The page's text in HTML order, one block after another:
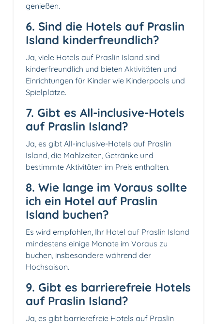
genießen.
6. Sind die Hotels auf Praslin
Island kinderfreundlich?
Ja, viele Hotels auf Praslin Island sind
kinderfreundlich und bieten Aktivitäten und
Einrichtungen für Kinder wie Kinderpools und
Spielplätze.
7. Gibt es All-inclusive-Hotels
auf Praslin Island?
Ja, es gibt All-inclusive-Hotels auf Praslin
Island, die Mahlzeiten, Getränke und
bestimmte Aktivitäten im Preis enthalten.
8. Wie lange im Voraus sollte
ich ein Hotel auf Praslin
Island buchen?
Es wird empfohlen, Ihr Hotel auf Praslin Island
mindestens einige Monate im Voraus zu
buchen, insbesondere während der
Hochsaison.
9. Gibt es barrierefreie Hotels
auf Praslin Island?
Ja, es gibt barrierefreie Hotels auf Praslin